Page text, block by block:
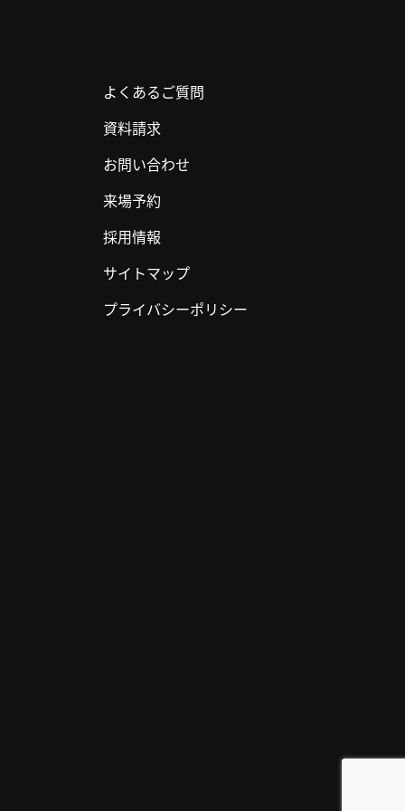
よくあるご質問
資料請求
お問い合わせ
来場予約
採用情報
サイトマップ
プライバシーポリシー